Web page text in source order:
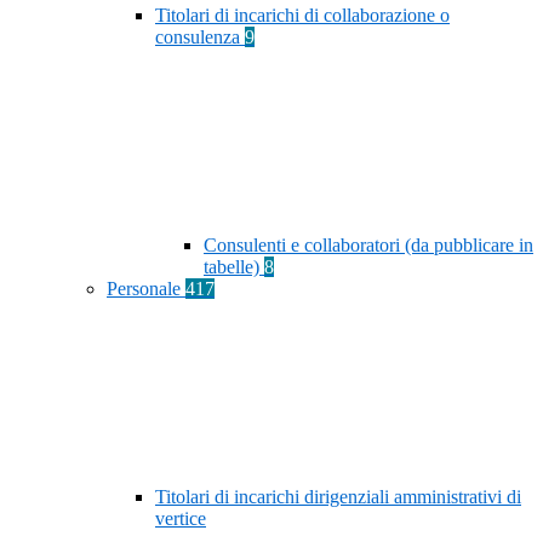
Titolari di incarichi di collaborazione o
consulenza 9
Consulenti e collaboratori (da pubblicare in
tabelle) 8
Personale 417
Titolari di incarichi dirigenziali amministrativi di
vertice